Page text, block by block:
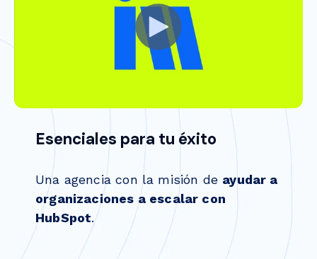
Esenciales para tu éxito
Una agencia con la misión de ayudar a
organizaciones a escalar con
HubSpot